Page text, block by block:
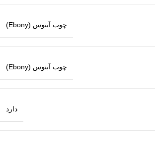
چوب آبنوس (Ebony)
چوب آبنوس (Ebony)
دارد